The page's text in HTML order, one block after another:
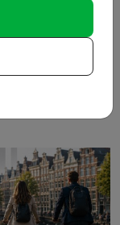
i forbindelse med
længe været
blandt over
også er blevet